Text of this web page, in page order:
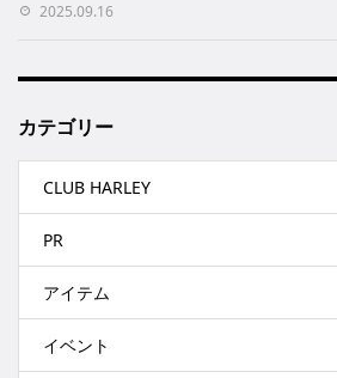
2025.09.16
カテゴリー
CLUB HARLEY
PR
アイテム
イベント